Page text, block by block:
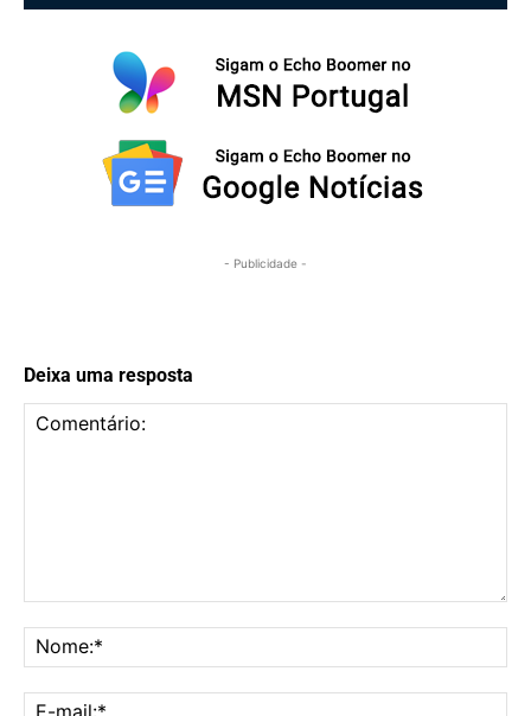
- Publicidade -
Deixa uma resposta